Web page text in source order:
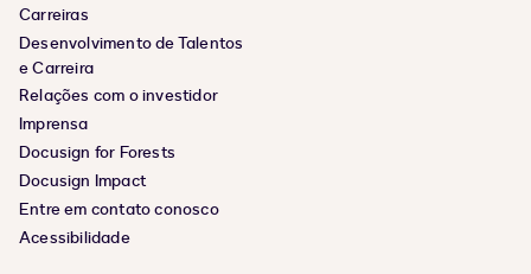
Carreiras
Desenvolvimento de Talentos
e Carreira
Relações com o investidor
Imprensa
Docusign for Forests
Docusign Impact
Entre em contato conosco
Acessibilidade